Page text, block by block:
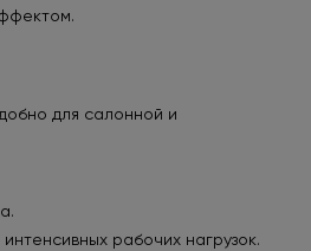
для салонной и
рабочих нагрузок.